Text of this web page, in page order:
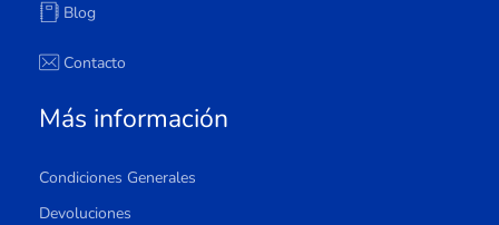
Blog
Contacto
Más información
Condiciones Generales
Devoluciones